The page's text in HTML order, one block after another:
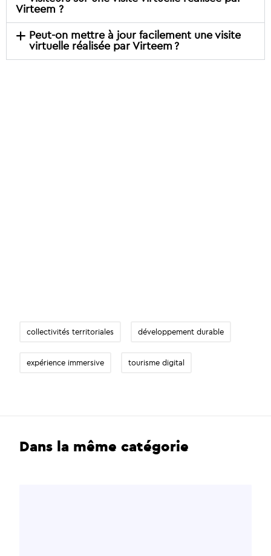
Virteem ?
Peut-on mettre à jour facilement une visite
virtuelle réalisée par Virteem ?
collectivités territoriales développement durable
expérience immersive tourisme digital
Dans la même catégorie